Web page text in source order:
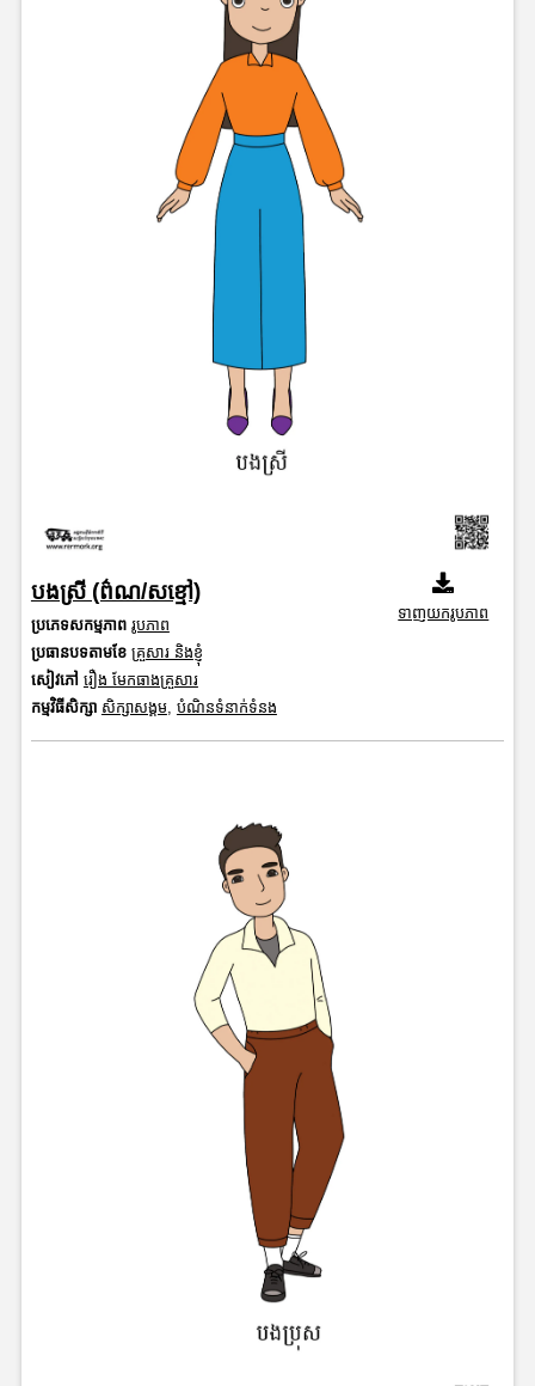
បងស្រី (ព៌ណ/សខ្មៅ)
ប្រភេទសកម្មភាព រូបភាព
ប្រធានបទតាមខែ គ្រួសារ និងខ្ញុំ
សៀវភៅ រឿង មែកធាងគ្រួសារ
កម្មវិធីសិក្សា សិក្សាសង្គម, បំណិនទំនាក់ទំនង
ទាញយករូបភាព